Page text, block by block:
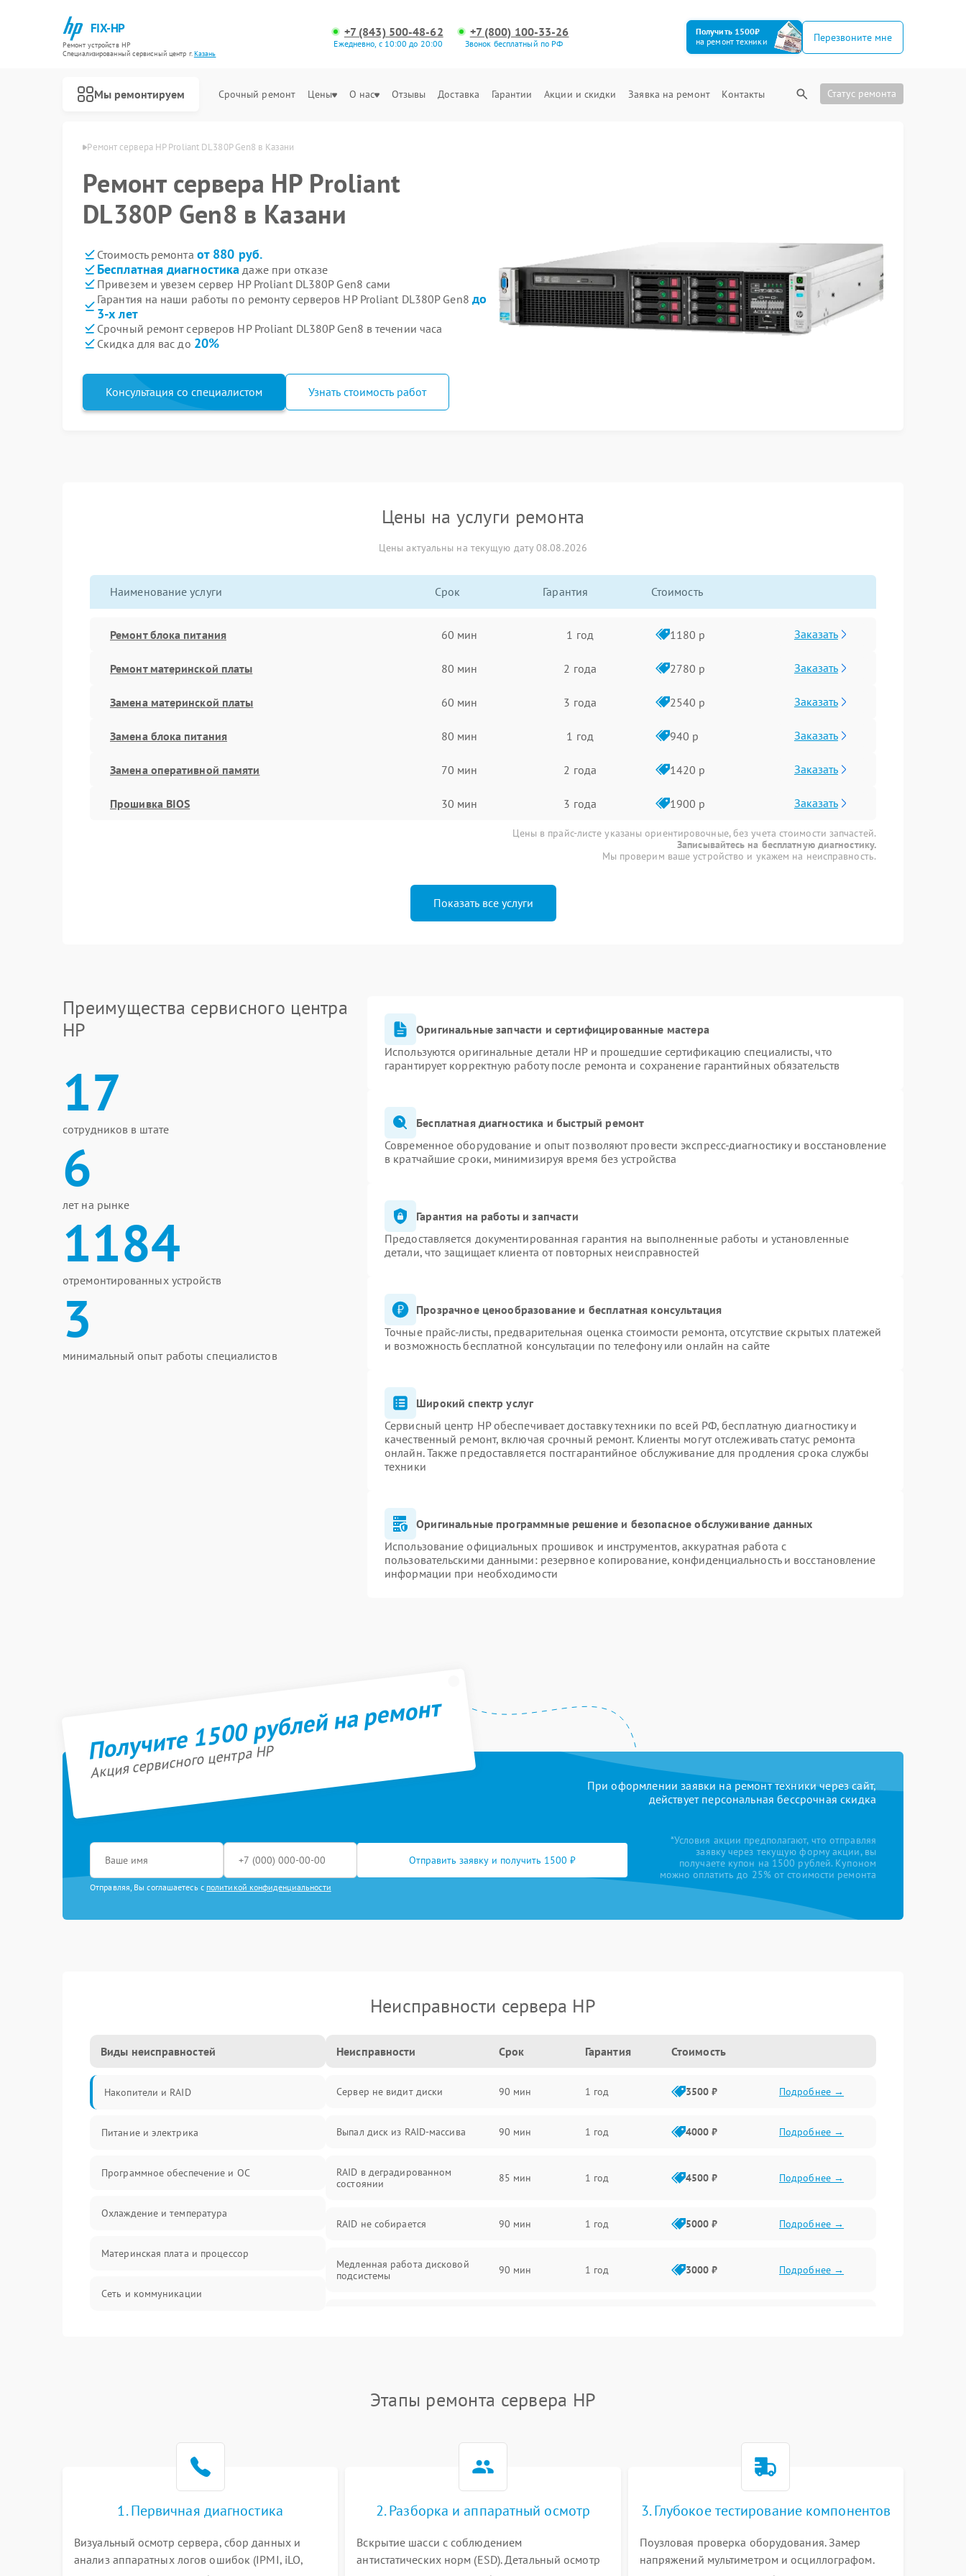
FIX-HP
Ремонт устройств HP
Специализированный cервисный центр г.Казань
+7 (843) 500-48-62
Ежедневно, с 10:00 до 20:00
+7 (800) 100-33-26
Звонок бесплатный по РФ
Получить 1500₽
на ремонт техники
Перезвоните мне
Мы ремонтируем Срочный ремонт Цены О нас Отзывы Доставка Гарантии Акции и скидки Заявка на ремонт Контакты Статус ремонта
HP в Казани Ремонт сервера HP Proliant DL380P Gen8 в Казани
Ремонт сервера HP Proliant
DL380P Gen8 в Казани
Стоимость ремонта от 880 руб.
Бесплатная диагностика даже при отказе
Привезем и увезем сервер HP Proliant DL380P Gen8 сами
Гарантия на наши работы по ремонту серверов HP Proliant DL380P Gen8 до
3-х лет
Срочный ремонт серверов HP Proliant DL380P Gen8 в течении часа
Скидка для вас до 20%
Консультация со специалистом Узнать стоимость работ
Цены на услуги ремонта
Цены актуальны на текущую дату 08.08.2026
Наименование услуги Срок Гарантия Стоимость
Ремонт блока питания 60 мин 1 год 1180 р Заказать
Ремонт материнской платы 80 мин 2 года 2780 р Заказать
Замена материнской платы 60 мин 3 года 2540 р Заказать
Замена блока питания 80 мин 1 год 940 р Заказать
Замена оперативной памяти 70 мин 2 года 1420 р Заказать
Прошивка BIOS 30 мин 3 года 1900 р Заказать
Цены в прайс-листе указаны ориентировочные, без учета стоимости запчастей.
Записывайтесь на бесплатную диагностику.
Мы проверим ваше устройство и укажем на неисправность.
Показать все услуги
Преимущества сервисного центра
HP
17
сотрудников в штате
6
лет на рынке
1184
отремонтированных устройств
3
минимальный опыт работы специалистов
Оригинальные запчасти и сертифицированные мастера
Используются оригинальные детали HP и прошедшие сертификацию специалисты, что
гарантирует корректную работу после ремонта и сохранение гарантийных обязательств
Бесплатная диагностика и быстрый ремонт
Современное оборудование и опыт позволяют провести экспресс-диагностику и восстановление
в кратчайшие сроки, минимизируя время без устройства
Гарантия на работы и запчасти
Предоставляется документированная гарантия на выполненные работы и установленные
детали, что защищает клиента от повторных неисправностей
Прозрачное ценообразование и бесплатная консультация
Точные прайс-листы, предварительная оценка стоимости ремонта, отсутствие скрытых платежей
и возможность бесплатной консультации по телефону или онлайн на сайте
Широкий спектр услуг
Сервисный центр HP обеспечивает доставку техники по всей РФ, бесплатную диагностику и
качественный ремонт, включая срочный ремонт. Клиенты могут отслеживать статус ремонта
онлайн. Также предоставляется постгарантийное обслуживание для продления срока службы
техники
Оригинальные программные решение и безопасное обслуживание данных
Использование официальных прошивок и инструментов, аккуратная работа с
пользовательскими данными: резервное копирование, конфиденциальность и восстановление
информации при необходимости
Получите 1500 рублей на ремонт
Акция сервисного центра HP
При оформлении заявки на ремонт техники через сайт,
действует персональная бессрочная скидка
Отправить заявку и получить 1500 ₽
Отправляя, Вы соглашаетесь с политикой конфиденциальности
*Условия акции предполагают, что отправляя
заявку через текущую форму акции, вы
получаете купон на 1500 рублей. Купоном
можно оплатить до 25% от стоимости ремонта
Неисправности сервера HP
Виды неисправностей
Накопители и RAID
Питание и электрика
Программное обеспечение и ОС
Охлаждение и температура
Материнская плата и процессор
Сеть и коммуникации
Контроллеры и интерфейсы
Виртуализация и сервисы
Влага и внешние воздействия
Неисправности Срок Гарантия Стоимость
Сервер не видит диски 90 мин 1 год 3500 ₽ Подробнее →
Выпал диск из RAID-массива 90 мин 1 год 4000 ₽ Подробнее →
RAID в деградированном
состоянии
85 мин 1 год 4500 ₽ Подробнее →
RAID не собирается 90 мин 1 год 5000 ₽ Подробнее →
Медленная работа дисковой
подсистемы
90 мин 1 год 3000 ₽ Подробнее →
Этапы ремонта сервера HP
1. Первичная диагностика
Визуальный осмотр сервера, сбор данных и
анализ аппаратных логов ошибок (IPMI, iLO,
2. Разборка и аппаратный осмотр
Вскрытие шасси с соблюдением
антистатических норм (ESD). Детальный осмотр
3. Глубокое тестирование компонентов
Поузловая проверка оборудования. Замер
напряжений мультиметром и осциллографом.